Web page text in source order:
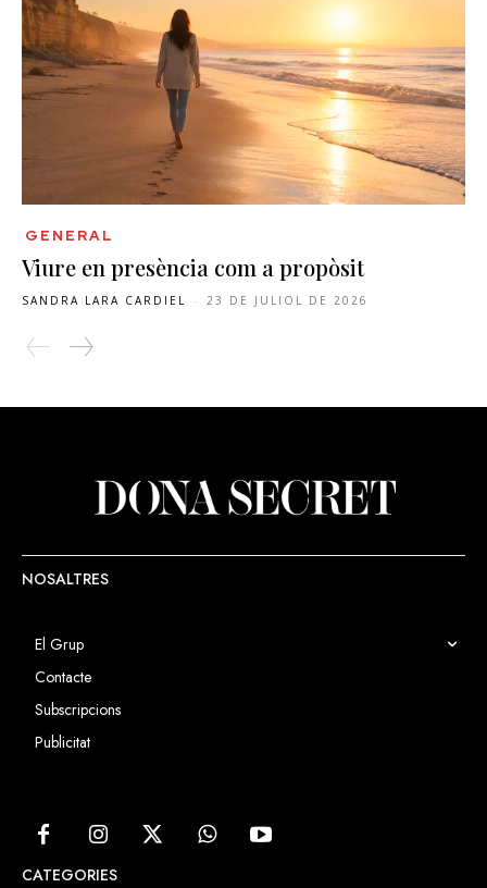
GENERAL
Viure en presència com a propòsit
SANDRA LARA CARDIEL - 23 DE JULIOL DE 2026
NOSALTRES
El Grup
Contacte
Subscripcions
Publicitat
CATEGORIES